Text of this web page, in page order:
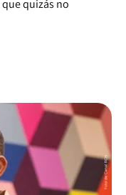
quizás no